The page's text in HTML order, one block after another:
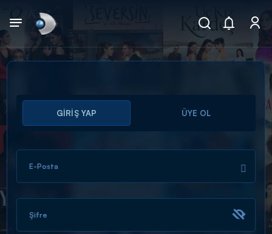
Arama
ARAMA SONUÇLARI
GİRİŞ YAP ÜYE OL
E-Posta
Şifre